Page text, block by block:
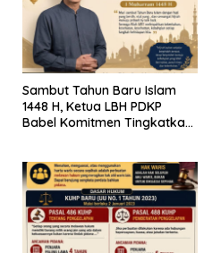
Sambut Tahun Baru Islam
1448 H, Ketua LBH PDKP
Babel Komitmen Tingkatkan